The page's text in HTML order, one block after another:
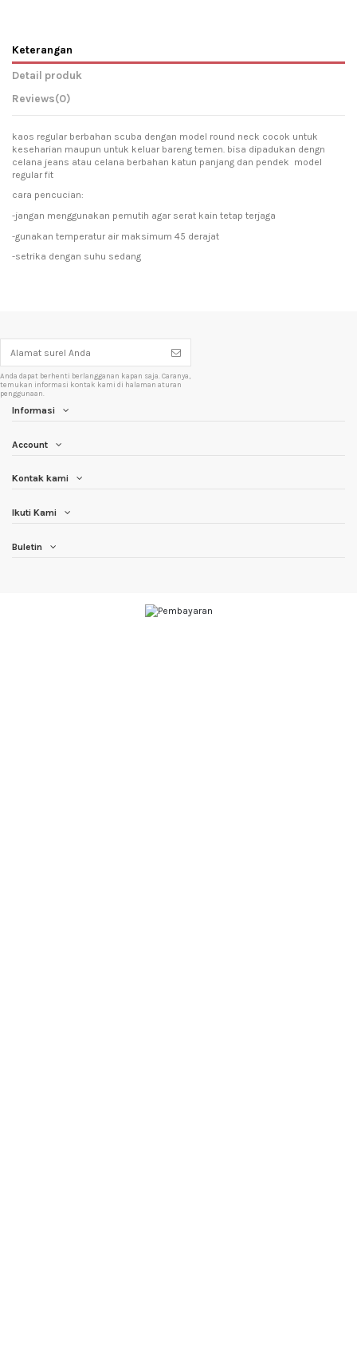
Keterangan
Detail produk
Reviews(0)
kaos regular berbahan scuba dengan model round neck cocok untuk
keseharian maupun untuk keluar bareng temen. bisa dipadukan dengn
celana jeans atau celana berbahan katun panjang dan pendek model
regular fit
cara pencucian:
-jangan menggunakan pemutih agar serat kain tetap terjaga
-gunakan temperatur air maksimum 45 derajat
-setrika dengan suhu sedang
Anda dapat berhenti berlangganan kapan saja. Caranya,
temukan informasi kontak kami di halaman aturan
penggunaan.
Informasi
Account
Kontak kami
Ikuti Kami
Buletin